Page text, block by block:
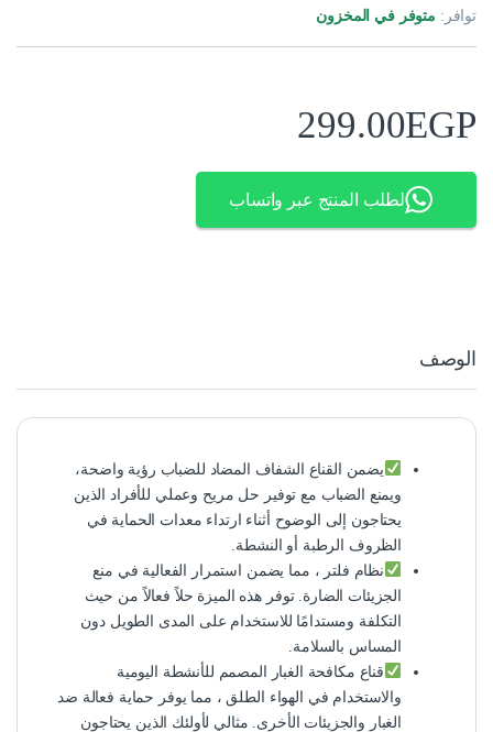
توافر: متوفر في المخزون
299.00EGP
لطلب المنتج عبر واتساب
الوصف
يضمن القناع الشفاف المضاد للضباب رؤية واضحة،
ويمنع الضباب مع توفير حل مريح وعملي للأفراد الذين
يحتاجون إلى الوضوح أثناء ارتداء معدات الحماية في
الظروف الرطبة أو النشطة.
نظام فلتر ، مما يضمن استمرار الفعالية في منع
الجزيئات الضارة. توفر هذه الميزة حلاً فعالاً من حيث
التكلفة ومستدامًا للاستخدام على المدى الطويل دون
المساس بالسلامة.
قناع مكافحة الغبار المصمم للأنشطة اليومية
والاستخدام في الهواء الطلق ، مما يوفر حماية فعالة ضد
الغبار والجزيئات الأخرى. مثالي لأولئك الذين يحتاجون